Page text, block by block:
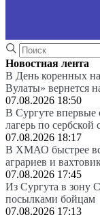
Новостная лента
В День коренных
Вулаты» вернется
07.08.2026 18:50
В Сургуте впервые
лагерь по сербской
07.08.2026 18:17
В ХМАО быстрее
аграриев и
07.08.2026 17:45
Из Сургута в зону
посылками бойцам
07.08.2026 17:13